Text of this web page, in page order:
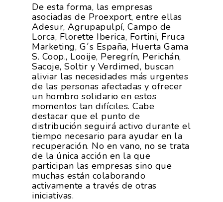
De esta forma, las empresas
asociadas de Proexport, entre ellas
Adesur, Agrupapulpí, Campo de
Lorca, Florette Iberica, Fortini, Fruca
Marketing, G´s España, Huerta Gama
S. Coop., Looije, Peregrín, Perichán,
Sacoje, Soltir y Verdimed, buscan
aliviar las necesidades más urgentes
de las personas afectadas y ofrecer
un hombro solidario en estos
momentos tan difíciles. Cabe
destacar que el punto de
distribución seguirá activo durante el
tiempo necesario para ayudar en la
recuperación. No en vano, no se trata
de la única acción en la que
participan las empresas sino que
muchas están colaborando
activamente a través de otras
iniciativas.